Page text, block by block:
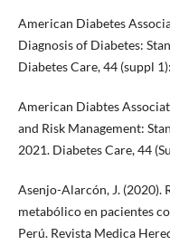
American Diabetes
Diagnosis of Diabetes:
Diabetes Care, 44 (suppl
American Diabtes
and Risk Management:
2021. Diabetes Care, 44
Asenjo-Alarcón, J. (2020).
metabólico en pacientes
Perú. Revista Medica